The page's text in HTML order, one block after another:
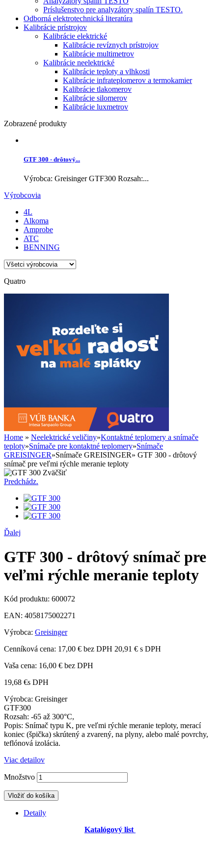
Príslušenstvo pre analyzátory spalín TESTO.
Odborná elektrotechnická literatúra
Kalibrácie prístrojov
Kalibrácie elektrické
Kalibrácie revíznych prístrojov
Kalibrácie multimetrov
Kalibrácie neelektrické
Kalibrácie teploty a vlhkosti
Kalibrácie infrateplomerov a termokamier
Kalibrácie tlakomerov
Kalibrácie silomerov
Kalibrácie luxmetrov
Zobrazené produkty
GTF 300 - drôtový...
Výrobca: Greisinger GTF300 Rozsah:...
Výrobcovia
4L
Alkoma
Amprobe
ATC
BENNING
Quatro
Home » Neelektrické veličiny»Kontaktné teplomery a snímače
teploty»Snímače pre kontaktné teplomery»Snímače
GREISINGER»Snímače GREISINGER» GTF 300 - drôtový
snímač pre veľmi rýchle meranie teploty
Zväčšiť
Predchádz.
Ďalej
GTF 300 - drôtový snímač pre
veľmi rýchle meranie teploty
Kód produktu: 600072
EAN: 4058175002271
Výrobca: Greisinger
Cenníková cena: 17,00 € bez DPH 20,91 € s DPH
Vaša cena: 16,00 € bez DPH
19,68 €s DPH
Výrobca: Greisinger
GTF300
Rozsah: -65 až 300°C,
Popis: Snímač typu K, pre veľmi rýchle meranie teploty, merací
koniec (špička) skrútený a zvarený, na plyny, alebo malé povrchy,
teflónová izolácia.
Viac detailov
Množstvo
Vložiť do košíka
Detaily
Katalógový list